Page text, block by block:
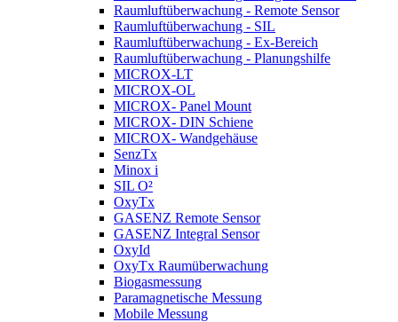
Raumluftüberwachung - Remote Sensor
Raumluftüberwachung - SIL
Raumluftüberwachung - Ex-Bereich
Raumluftüberwachung - Planungshilfe
MICROX-LT
MICROX-OL
MICROX- Panel Mount
MICROX- DIN Schiene
MICROX- Wandgehäuse
SenzTx
Minox i
SIL O²
OxyTx
GASENZ Remote Sensor
GASENZ Integral Sensor
OxyId
OxyTx Raumüberwachung
Biogasmessung
Paramagnetische Messung
Mobile Messung